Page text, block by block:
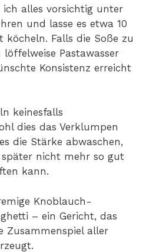
ich alles vorsichtig unter
und lasse es etwa 10
köcheln. Falls die Soße zu
Pastawasser
Konsistenz erreicht
keinesfalls
dies das Verklumpen
die Stärke abwaschen,
nicht mehr so gut
kann.
Knoblauch-
– ein Gericht, das
Zusammenspiel aller